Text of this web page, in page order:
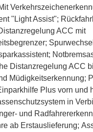
"Light Assist";
ACC mit
;
;
Distanzregelung ACC
Müdigkeitserkennung;
Plus vorn und
in
und
ab Erstauslieferung;